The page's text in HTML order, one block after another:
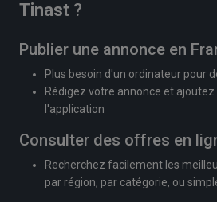
Tinast ?
Publier une annonce en
Plus besoin d'un ordinateur pour
Rédigez votre annonce et
l'application
Consulter des offres en
Recherchez facilement les
par région, par catégorie, ou